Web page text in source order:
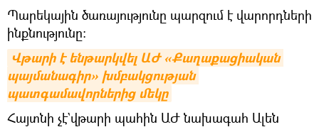
Պարեկային ծառայությունը պարզում է վարորդների
ինքնությունը։
Վթարի է ենթարկվել ԱԺ «Քաղաքացիական
պայմանագիր» խմբակցության
պատգամավորներից մեկը
Հայտնի չէ`վթարի պահին ԱԺ նախագահ Ալեն